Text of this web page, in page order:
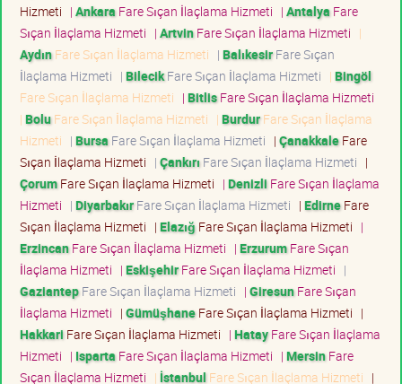
Hizmeti | Ankara Fare Sıçan İlaçlama Hizmeti | Antalya Fare
Sıçan İlaçlama Hizmeti | ArtvinFare Sıçan İlaçlama Hizmeti |
AydınFare Sıçan İlaçlama Hizmeti | BalıkesirFare Sıçan
İlaçlama Hizmeti | BilecikFare Sıçan İlaçlama Hizmeti | Bingöl
Fare Sıçan İlaçlama Hizmeti | BitlisFare Sıçan İlaçlama Hizmeti
| BoluFare Sıçan İlaçlama Hizmeti | BurdurFare Sıçan İlaçlama
Hizmeti | Bursa Fare Sıçan İlaçlama Hizmeti | ÇanakkaleFare
Sıçan İlaçlama Hizmeti | Çankırı Fare Sıçan İlaçlama Hizmeti |
ÇorumFare Sıçan İlaçlama Hizmeti | Denizli Fare Sıçan İlaçlama
Hizmeti | DiyarbakırFare Sıçan İlaçlama Hizmeti | EdirneFare
Sıçan İlaçlama Hizmeti | Elazığ Fare Sıçan İlaçlama Hizmeti |
ErzincanFare Sıçan İlaçlama Hizmeti | ErzurumFare Sıçan
İlaçlama Hizmeti | EskişehirFare Sıçan İlaçlama Hizmeti |
GaziantepFare Sıçan İlaçlama Hizmeti | GiresunFare Sıçan
İlaçlama Hizmeti | GümüşhaneFare Sıçan İlaçlama Hizmeti |
Hakkari Fare Sıçan İlaçlama Hizmeti | HatayFare Sıçan İlaçlama
Hizmeti | Isparta Fare Sıçan İlaçlama Hizmeti | MersinFare
Sıçan İlaçlama Hizmeti | İstanbul Fare Sıçan İlaçlama Hizmeti |